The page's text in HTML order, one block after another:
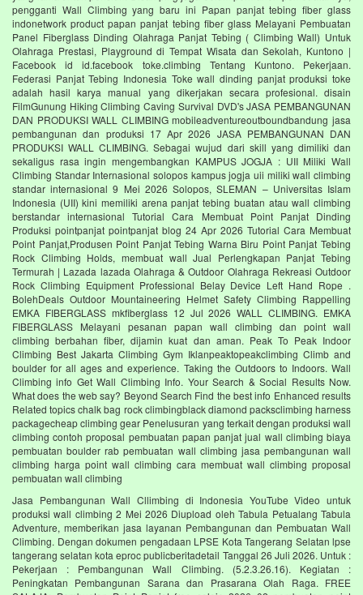
pengganti Wall Climbing yang baru ini Papan panjat tebing fiber glass
indonetwork product papan panjat tebing fiber glass Melayani Pembuatan
Panel Fiberglass Dinding Olahraga Panjat Tebing ( Climbing Wall) Untuk
Olahraga Prestasi, Playground di Tempat Wisata dan Sekolah, Kuntono |
Facebook id id.facebook toke.climbing Tentang Kuntono. Pekerjaan.
Federasi Panjat Tebing Indonesia Toke wall dinding panjat produksi toke
adalah hasil karya manual yang dikerjakan secara profesional. disain
FilmGunung Hiking Climbing Caving Survival DVD's JASA PEMBANGUNAN
DAN PRODUKSI WALL CLIMBING mobileadventureoutboundbandung jasa
pembangunan dan produksi 17 Apr 2026 JASA PEMBANGUNAN DAN
PRODUKSI WALL CLIMBING. Sebagai wujud dari skill yang dimiliki dan
sekaligus rasa ingin mengembangkan KAMPUS JOGJA : UII Miliki Wall
Climbing Standar Internasional solopos kampus jogja uii miliki wall climbing
standar internasional 9 Mei 2026 Solopos, SLEMAN – Universitas Islam
Indonesia (UII) kini memiliki arena panjat tebing buatan atau wall climbing
berstandar internasional Tutorial Cara Membuat Point Panjat Dinding
Produksi pointpanjat pointpanjat blog 24 Apr 2026 Tutorial Cara Membuat
Point Panjat,Produsen Point Panjat Tebing Warna Biru Point Panjat Tebing
Rock Climbing Holds, membuat wall Jual Perlengkapan Panjat Tebing
Termurah | Lazada lazada Olahraga & Outdoor Olahraga Rekreasi Outdoor
Rock Climbing Equipment Professional Belay Device Left Hand Rope .
BolehDeals Outdoor Mountaineering Helmet Safety Climbing Rappelling
EMKA FIBERGLASS mkfiberglass 12 Jul 2026 WALL CLIMBING. EMKA
FIBERGLASS Melayani pesanan papan wall climbing dan point wall
climbing berbahan fiber, dijamin kuat dan aman. Peak To Peak Indoor
Climbing Best Jakarta Climbing Gym‎ Iklanpeaktopeakclimbing Climb and
boulder for all ages and experience. Taking the Outdoors to Indoors. Wall
Climbing‎ info Get Wall Climbing Info. Your Search & Social Results Now.
What does the web say? Beyond Search Find the best info Enhanced results
Related topics chalk bag rock climbingblack diamond packsclimbing harness
packagecheap climbing gear Penelusuran yang terkait dengan produksi wall
climbing contoh proposal pembuatan papan panjat jual wall climbing biaya
pembuatan boulder rab pembuatan wall climbing jasa pembangunan wall
climbing harga point wall climbing cara membuat wall climbing proposal
pembuatan wall climbing
Jasa Pembangunan Wall Cllimbing di Indonesia YouTube Video untuk
produksi wall climbing 2 Mei 2026 Diupload oleh Tabula Petualang Tabula
Adventure, memberikan jasa layanan Pembangunan dan Pembuatan Wall
Climbing. Dengan dokumen pengadaan LPSE Kota Tangerang Selatan lpse
tangerang selatan kota eproc publicberitadetail Tanggal 26 Juli 2026. Untuk :
Pekerjaan : Pembangunan Wall Climbing. (5.2.3.26.16). Kegiatan :
Peningkatan Pembangunan Sarana dan Prasarana Olah Raga. FREE